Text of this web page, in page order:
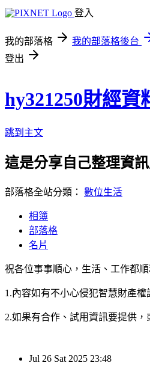
登入
我的部落格 我的部落格後台
登出
hy321250財經
跳到主文
這是分享自己整理資
部落格全站分類： 數位生活
相簿
部落格
名片
祝各位事事順心，生活、工作都順
1.內容如有不小心侵犯智慧財產權
2.如果有合作、試用資訊要提供，
Jul 26 Sat 2025 23:48